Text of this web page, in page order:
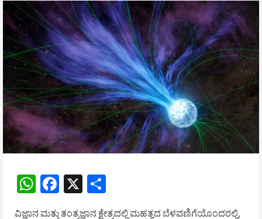
WhatsApp
Facebook
X
ವಿಜ್ಞಾನ ಮತ್ತು ತಂತ್ರಜ್ಞಾನ ಕ್ಷೇತ್ರದಲ್ಲಿ ಮಹತ್ವದ ಬೆಳವಣಿಗೆಯೊಂದರಲ್ಲಿ,